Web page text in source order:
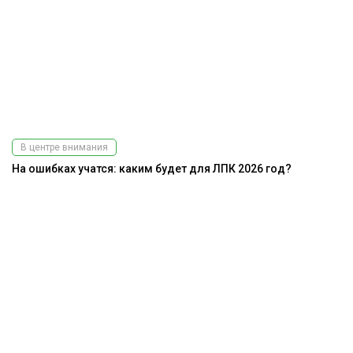
В центре внимания
На ошибках учатся: каким будет для ЛПК 2026 год?